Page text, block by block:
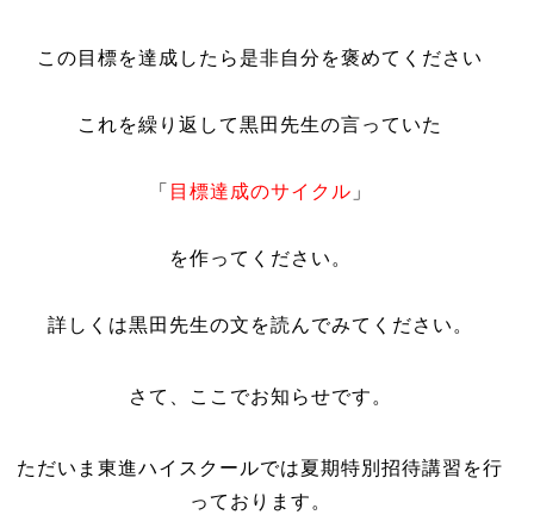
この目標を達成したら是非自分を褒めてください
これを繰り返して黒田先生の言っていた
「 目標達成のサイクル 」
を作ってください。
詳しくは黒田先生の文を読んでみてください。
さて、ここでお知らせです。
ただいま東進ハイスクールでは夏期特別招待講習を行
っております。